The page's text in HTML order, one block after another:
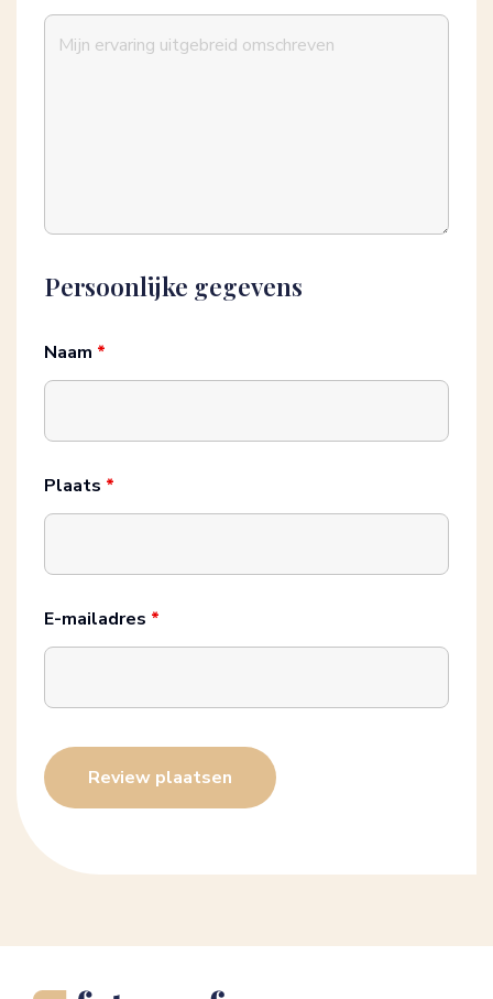
Persoonlijke gegevens
Naam *
Plaats *
E-mailadres *